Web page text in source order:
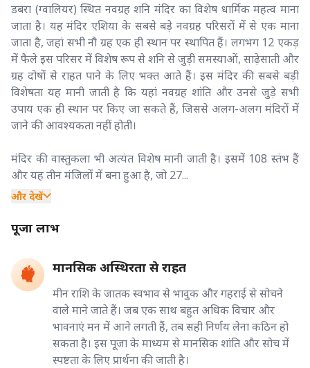
डबरा (ग्वालियर) स्थित नवग्रह शनि मंदिर का विशेष धार्मिक महत्व माना
जाता है। यह मंदिर एशिया के सबसे बड़े नवग्रह परिसरों में से एक माना
जाता है, जहां सभी नौ ग्रह एक ही स्थान पर स्थापित हैं। लगभग 12 एकड़
में फैले इस परिसर में विशेष रूप से शनि से जुड़ी समस्याओं, साढ़ेसाती और
ग्रह दोषों से राहत पाने के लिए भक्त आते हैं। इस मंदिर की सबसे बड़ी
विशेषता यह मानी जाती है कि यहां नवग्रह शांति और उनसे जुड़े सभी
उपाय एक ही स्थान पर किए जा सकते हैं, जिससे अलग-अलग मंदिरों में
जाने की आवश्यकता नहीं होती।
मंदिर की वास्तुकला भी अत्यंत विशेष मानी जाती है। इसमें 108 स्तंभ हैं
और यह तीन मंजिलों में बना हुआ है, जो 27...
और देखें
पूजा लाभ
मानसिक अस्थिरता से राहत
मीन राशि के जातक स्वभाव से भावुक और गहराई से सोचने
वाले माने जाते हैं। जब एक साथ बहुत अधिक विचार और
भावनाएं मन में आने लगती हैं, तब सही निर्णय लेना कठिन हो
सकता है। इस पूजा के माध्यम से मानसिक शांति और सोच में
स्पष्टता के लिए प्रार्थना की जाती है।